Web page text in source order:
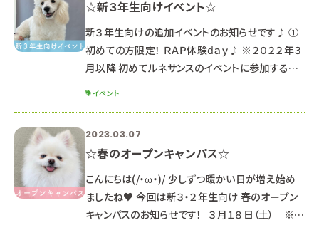
（土）４月２２日（土） ▶▶予約はこちらから！
☆新３年生向けイベント☆
新３年生向けの追加イベントのお知らせです♪ ①
初めての方限定！ ＲＡＰ体験ⅾａｙ♪ ※２０２２年３
月以降 初めてルネサンスのイベントに参加する新
ント☆ オープンキャンパスとは異なり、少人数制の
体験イベントです♪ 進路研究を始めたばかりの方
も大丈夫！ ルネサンスの雰囲気が分かります(/・
ω・)/ ☆スケジュール☆ ３月２５日（土）１３：３０～
（受
イベント
2023.03.07
☆春のオープンキャンパス☆
こんにちは(/・ω・)/ 少しずつ暖かい日が増え始め
ましたね♥ 今回は新３・２年生向け 春のオープン
キャンパスのお知らせです！ ３月１８日（土） ※定